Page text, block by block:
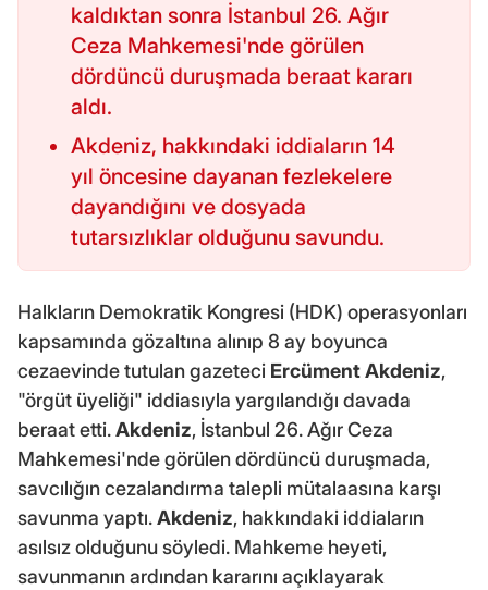
kaldıktan sonra İstanbul 26. Ağır
Ceza Mahkemesi'nde görülen
dördüncü duruşmada beraat kararı
aldı.
Akdeniz, hakkındaki iddiaların 14
yıl öncesine dayanan fezlekelere
dayandığını ve dosyada
tutarsızlıklar olduğunu savundu.
Halkların Demokratik Kongresi (HDK) operasyonları
kapsamında gözaltına alınıp 8 ay boyunca
cezaevinde tutulan gazeteci Ercüment Akdeniz,
"örgüt üyeliği" iddiasıyla yargılandığı davada
beraat etti.Akdeniz, İstanbul 26. Ağır Ceza
Mahkemesi'nde görülen dördüncü duruşmada,
savcılığın cezalandırma talepli mütalaasına karşı
savunma yaptı.Akdeniz, hakkındaki iddiaların
asılsız olduğunu söyledi. Mahkeme heyeti,
savunmanın ardından kararını açıklayarak